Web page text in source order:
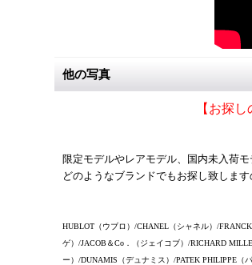
他の写真
【お探
限定モデルやレアモデル、国内未入荷
どのようなブランドでもお探し致しま
HUBLOT（ウブロ）/CHANEL（シャネル）/
ゲ）/JACOB＆Co．（ジェイコブ）/RICHARD
ー）/DUNAMIS（デュナミス）/PATEK PHILIPPE（